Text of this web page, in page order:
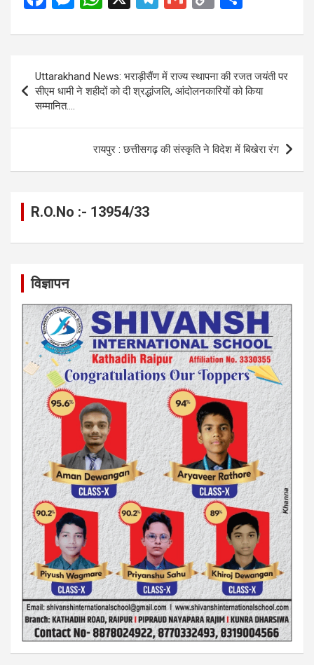
ce
o
o
k
se
g
at
A
p
e
gr
a
ail py
Li
n
ar
navigation
Uttarakhand News: भराड़ीसैंण में राज्य स्थापना की रजत जयंती पर
सीएम धामी ने शहीदों को दी श्रद्धांजलि, आंदोलनकारियों को किया
सम्मानित….
रायपुर : छत्तीसगढ़ की संस्कृति ने विदेश में बिखेरा रंग
R.O.No :- 13954/33
विज्ञापन